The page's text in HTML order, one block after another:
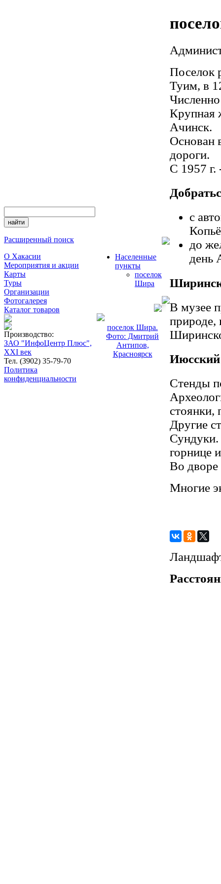
Расширенный поиск
О Хакасии
Мероприятия и акции
Карты
Туры
Организации
Фотогалерея
Каталог товаров
Производство:
ЗАО "ИнфоЦентр Плюс",
XXI век
Тел. (3902) 35-79-70
Политика
конфиденциальности
Населенные
пункты
поселок
Шира
поселок Шира.
Фото: Дмитрий
Антипов,
Красноярск
Поселок
Туим, в
Крупная
Ачинск.
Основан
дороги.
С 1957 г.
с
до
день
В музее
природе,
Стенды
стоянки,
Другие
Сундуки.
горнице
Во дворе
Многие